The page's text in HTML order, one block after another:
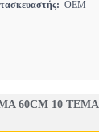
OEM
60CM 10